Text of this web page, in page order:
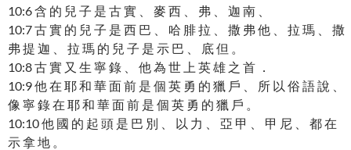
10:6 含 的 兒 子 是 古 實 、 麥 西 、 弗 、 迦 南 、
10:7 古 實 的 兒 子 是 西 巴 、 哈 腓 拉 、 撒 弗 他 、 拉 瑪 、 撒
弗 提 迦 、 拉 瑪 的 兒 子 是 示 巴 、 底 但 。
10:8 古 實 又 生 寧 錄 、 他 為 世 上 英 雄 之 首 ．
10:9 他 在 耶 和 華 面 前 是 個 英 勇 的 獵 戶 、 所 以 俗 語 說 、
像 寧 錄 在 耶 和 華 面 前 是 個 英 勇 的 獵 戶 。
10:10 他 國 的 起 頭 是 巴 別 、 以 力 、 亞 甲 、 甲 尼 、 都 在
示 拿 地 。